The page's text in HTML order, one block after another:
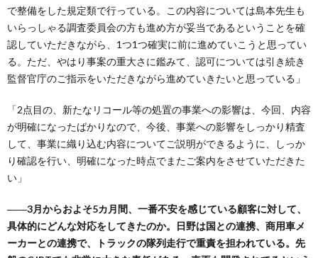
で整備をした規定類で行っている。この内容については島本先生も
いらっしゃる調査委員会の方も進め方が妥当であるということを確
認していただきながら、1つ1つ確実に前に進めていこうと思ってい
る。ただ、やはり事案の重大さに鑑みて、認可については引き続き
監督官庁のご指示をいただきながら進めていきたいと思っている」
「2点目の、新たなリコール等の処置の事業への影響は、今回、内容
が明確になったばかりなので、今後、事業への影響をしっかり精査
して、事業に織り込む内容についてご説明ができるように、しっか
り確認を行い、明確になった時点でまたご案内をさせていただきた
い」
――3月からおよそ5カ月間、一番不安を感じている顧客に対して、
具体的にどんな対応をしてきたのか。日野は国との連携、商用車メ
ーカーとの連携で、トラックの隊列走行で重責を担われている。先